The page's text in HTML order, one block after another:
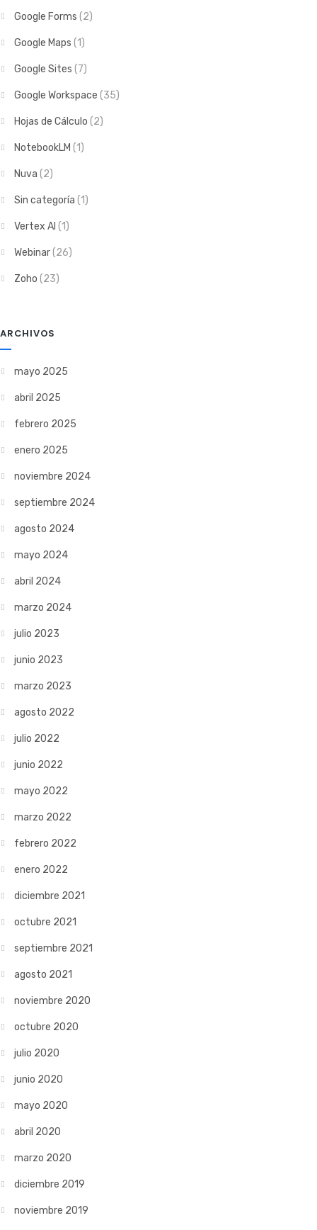
Google Forms (2)
Google Maps (1)
Google Sites (7)
Google Workspace (35)
Hojas de Cálculo (2)
NotebookLM (1)
Nuva (2)
Sin categoría (1)
Vertex AI (1)
Webinar(26)
Zoho (23)
ARCHIVOS
mayo 2025
abril 2025
febrero 2025
enero 2025
noviembre 2024
septiembre 2024
agosto 2024
mayo 2024
abril 2024
marzo 2024
julio 2023
junio 2023
marzo 2023
agosto 2022
julio 2022
junio 2022
mayo 2022
marzo 2022
febrero 2022
enero 2022
diciembre 2021
octubre 2021
septiembre 2021
agosto 2021
noviembre 2020
octubre 2020
julio 2020
junio 2020
mayo 2020
abril 2020
marzo 2020
diciembre 2019
noviembre 2019